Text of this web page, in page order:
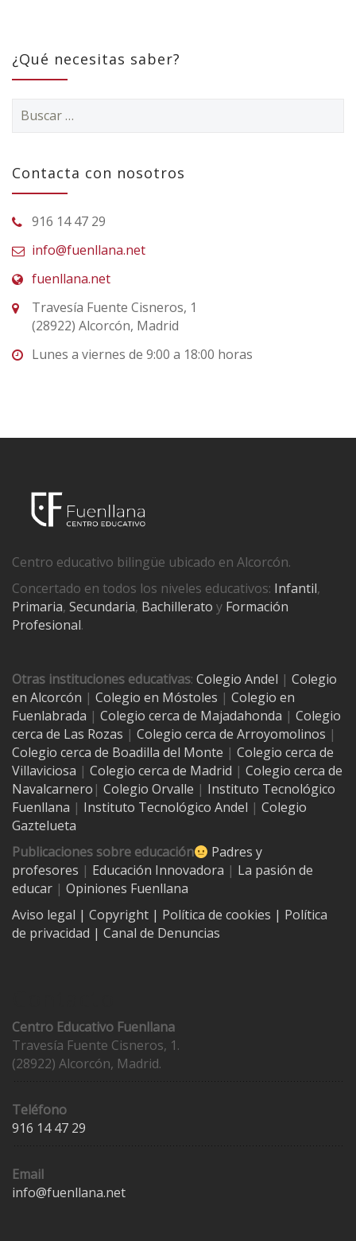
¿Qué necesitas saber?
Buscar:
Contacta con nosotros
916 14 47 29
info@fuenllana.net
fuenllana.net
Travesía Fuente Cisneros, 1
(28922) Alcorcón, Madrid
Lunes a viernes de 9:00 a 18:00 horas
Centro educativo bilingüe ubicado en Alcorcón.
Concertado en todos los niveles educativos: Infantil,
Primaria, Secundaria, Bachillerato y Formación
Profesional.
Otras instituciones educativas: Colegio Andel | Colegio
en Alcorcón | Colegio en Móstoles | Colegio en
Fuenlabrada | Colegio cerca de Majadahonda | Colegio
cerca de Las Rozas | Colegio cerca de Arroyomolinos |
Colegio cerca de Boadilla del Monte | Colegio cerca de
Villaviciosa | Colegio cerca de Madrid | Colegio cerca de
Navalcarnero | Colegio Orvalle | Instituto Tecnológico
Fuenllana | Instituto Tecnológico Andel | Colegio
Gaztelueta
Publicaciones sobre educación
Padres y
profesores | Educación Innovadora | La pasión de
educar | Opiniones Fuenllana
Aviso legal | Copyright | Política de cookies | Política
de privacidad | Canal de Denuncias
Centro Educativo Fuenllana
Travesía Fuente Cisneros, 1.
(28922) Alcorcón, Madrid.
Teléfono
916 14 47 29
Email
info@fuenllana.net